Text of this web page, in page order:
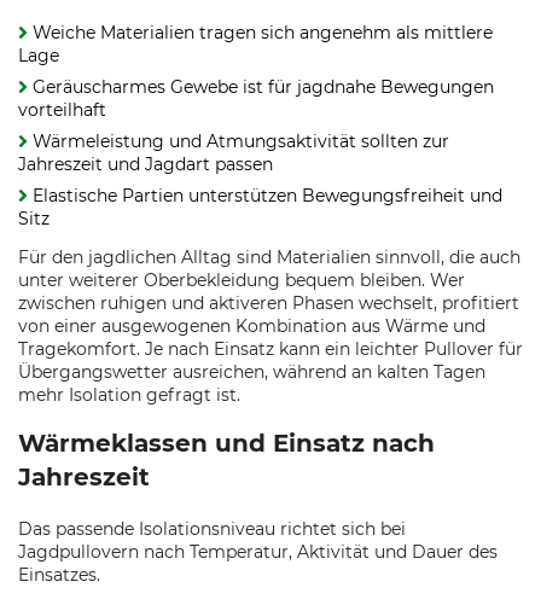
Weiche Materialien tragen sich angenehm als mittlere
Lage
Geräuscharmes Gewebe ist für jagdnahe Bewegungen
vorteilhaft
Wärmeleistung und Atmungsaktivität sollten zur
Jahreszeit und Jagdart passen
Elastische Partien unterstützen Bewegungsfreiheit und
Sitz
Für den jagdlichen Alltag sind Materialien sinnvoll, die auch
unter weiterer Oberbekleidung bequem bleiben. Wer
zwischen ruhigen und aktiveren Phasen wechselt, profitiert
von einer ausgewogenen Kombination aus Wärme und
Tragekomfort. Je nach Einsatz kann ein leichter Pullover für
Übergangswetter ausreichen, während an kalten Tagen
mehr Isolation gefragt ist.
Wärmeklassen und Einsatz nach
Jahreszeit
Das passende Isolationsniveau richtet sich bei
Jagdpullovern nach Temperatur, Aktivität und Dauer des
Einsatzes.